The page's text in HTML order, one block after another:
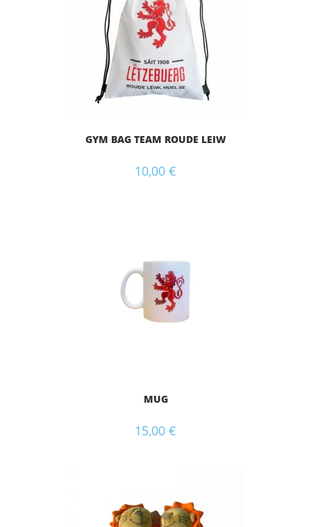
GYM BAG TEAM ROUDE LEIW
10,00 €
MUG
15,00 €